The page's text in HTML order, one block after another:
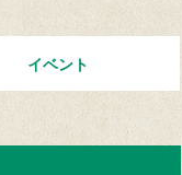
イベント